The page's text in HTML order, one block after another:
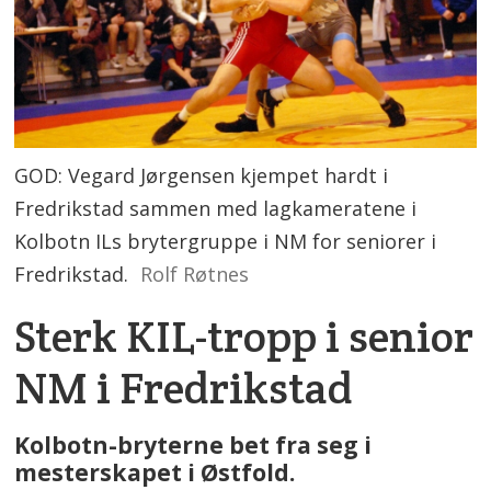
GOD: Vegard Jørgensen kjempet hardt i
Fredrikstad sammen med lagkameratene i
Kolbotn ILs brytergruppe i NM for seniorer i
Fredrikstad. Rolf Røtnes
Sterk KIL-tropp i senior
NM i Fredrikstad
Kolbotn-bryterne bet fra seg i
mesterskapet i Østfold.